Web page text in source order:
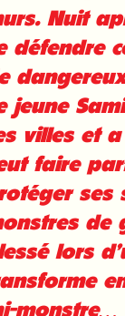
Nuit
défendre
jeune
villes et
faire
ses
de
lors
monstre…